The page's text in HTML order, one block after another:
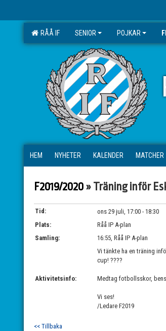
RÅÅ IF SENIOR POJKAR
HEM NYHETER KALENDER MATCHER
F2019/2020 » Träning inför
Tid:
ons 29 juli, 17:00 - 18:30
Plats:
Råå IP A-plan
Samling:
16:55, Råå IP A-plan
Aktivitetsinfo:
Vi tänkte ha en träning
cup! ????
Medtag fotbollsskor,
Vi ses!
/Ledare F2019
<< Tillbaka